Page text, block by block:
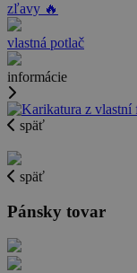
zľavy 🔥
vlastná potlač
informácie
späť
späť
Pánsky tovar